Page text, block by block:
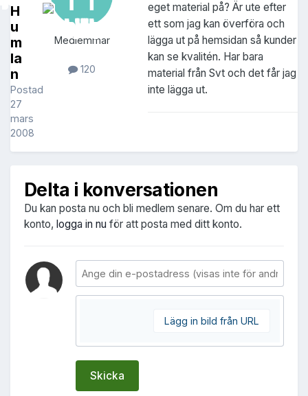
H
u
m
la
n
Postad
27
mars
2008
Medlemmar
120
eget material på? Är ute efter
ett som jag kan överföra och
lägga ut på hemsidan så kunder
kan se kvalitén. Har bara
material från Svt och det får jag
inte lägga ut.
Delta i konversationen
Du kan posta nu och bli medlem senare. Om du har ett
konto, logga in nu för att posta med ditt konto.
Lägg in bild från URL
Skicka